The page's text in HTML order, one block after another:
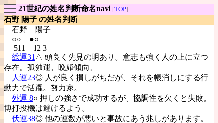
21世紀の姓名判断命名navi [TOP]
石野 陽子 の姓名判断
石野
陽子
○○ ●○
511 12 3
総運31 △ 頭良く先見の明あり。意志も強く人の上に立つ
存在。孤独運。晩婚傾向。
人運23◎ 人が良く損しがちだが、それを帳消しにする行
動力で活躍。努力家。
外運 8○ 押しの強さで成功するが、協調性を欠くと失敗。
博打投機は避けるよう。
伏運38◎ 他の運数が悪いと事故にあう兆しがあります。